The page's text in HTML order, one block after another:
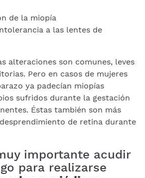
de la miopía
a las lentes de
alteraciones son comunes, leves
Pero en casos de mujeres
ya padecían miopías
sufridos durante la gestación
Éstas también son más
de retina durante
importante acudir
para realizarse